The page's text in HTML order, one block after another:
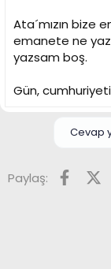
Ata´mızın
emanete ne
yazsam boş.
Gün,
Cevap
Paylaş: